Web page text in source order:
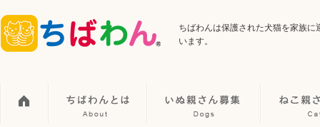
ちばわんは保護された犬猫を家族
います。